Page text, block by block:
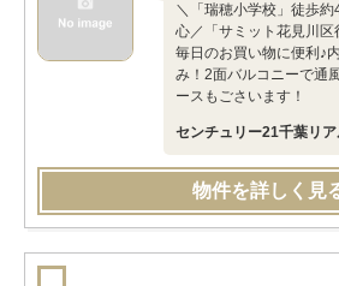
＼「瑞穂小学校」徒歩
心／「サミット花見川
毎日のお買い物に便利♪
み！2面バルコニーで通
ースもごさいます！
センチュリー21千葉リ
物件を詳しく見